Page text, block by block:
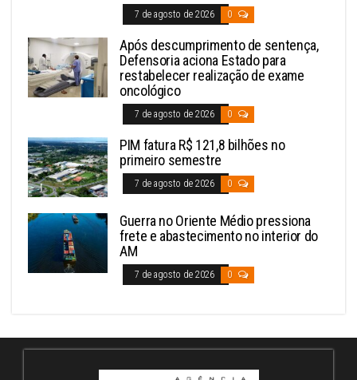
7 de agosto de 2026 0
Após descumprimento de sentença,
Defensoria aciona Estado para
restabelecer realização de exame
oncológico
7 de agosto de 2026 0
PIM fatura R$ 121,8 bilhões no
primeiro semestre
7 de agosto de 2026 0
Guerra no Oriente Médio pressiona
frete e abastecimento no interior do
AM
7 de agosto de 2026 0